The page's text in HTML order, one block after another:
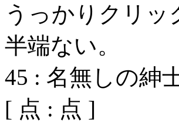
うっかりクリ
半端ない。
45 : 名無しの紳
[ 点 : 点 ]